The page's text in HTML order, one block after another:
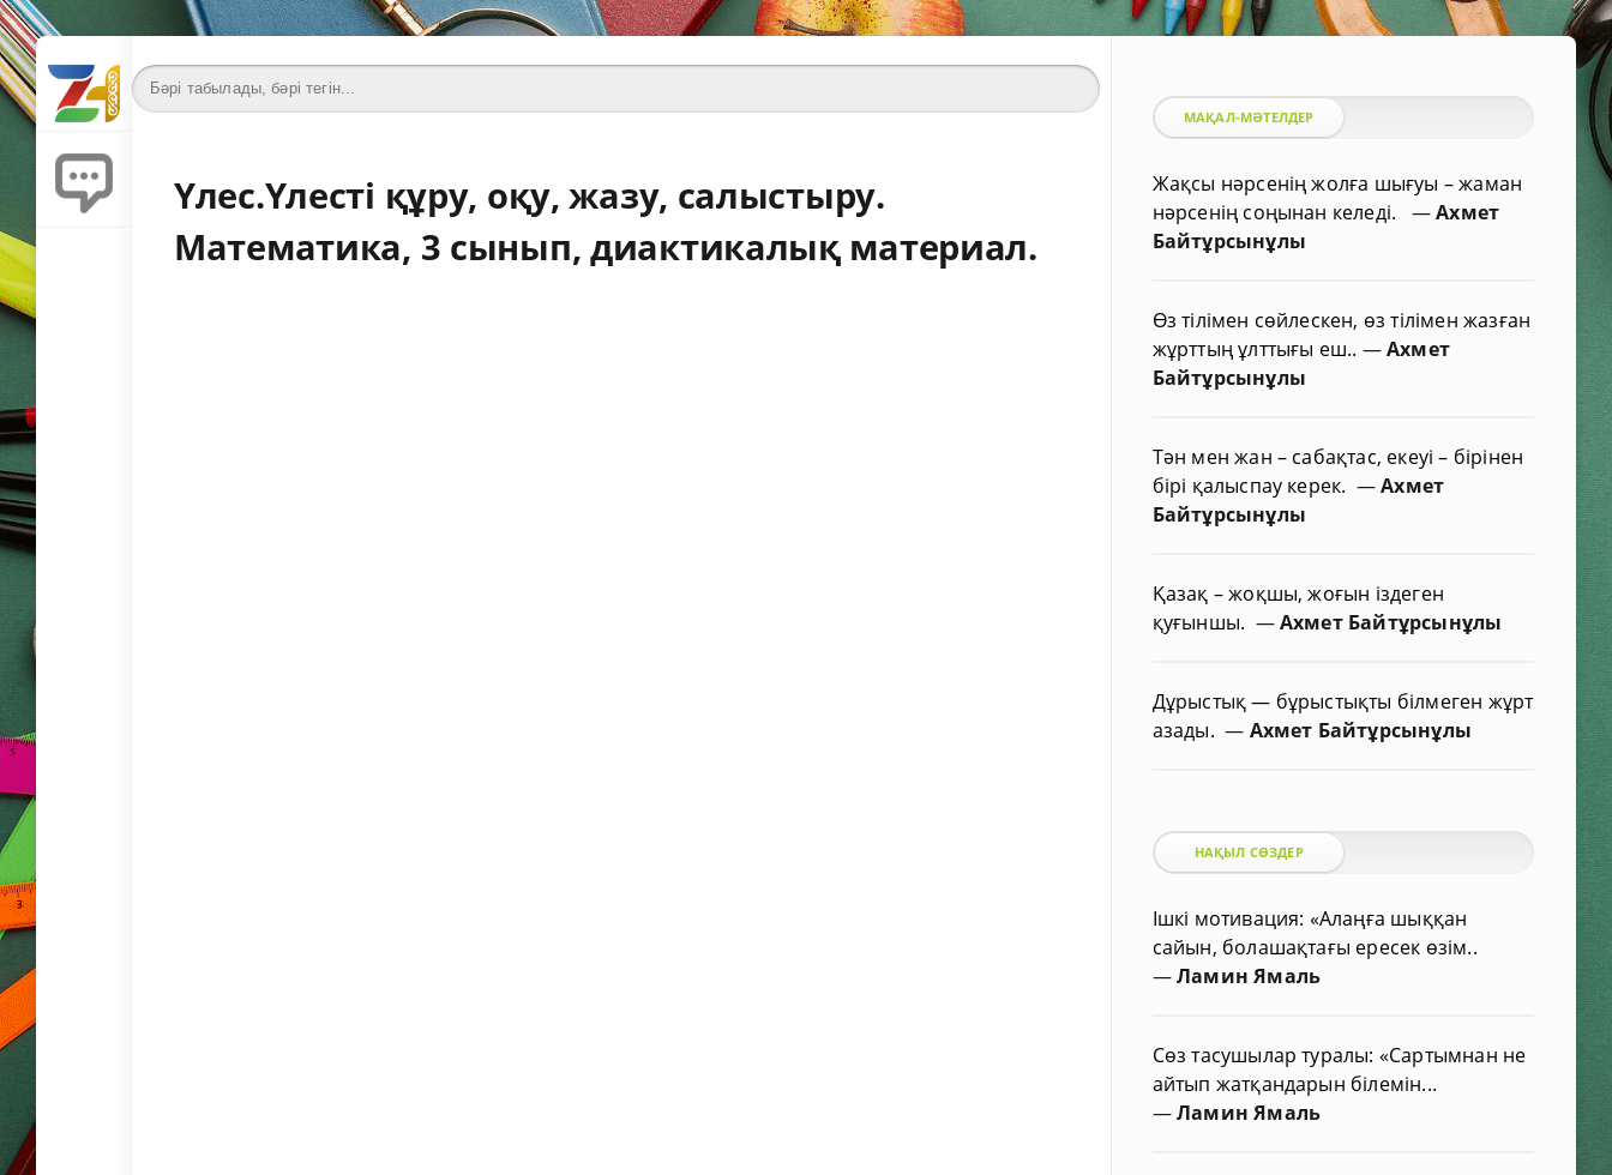
Үлес.Үлесті құру, оқу, жазу, салыстыру.
Математика, 3 сынып, диактикалық материал.
МАҚАЛ-МӘТЕЛДЕР
Жақсы нәрсенің жолға шығуы – жаман
нәрсенің соңынан келеді. —Ахмет
Байтұрсынұлы
Өз тілімен сөйлескен, өз тілімен жазған
жұрттың ұлттығы еш.. —Ахмет
Байтұрсынұлы
Тән мен жан – сабақтас, екеуі – бірінен
бірі қалыспау керек. —Ахмет
Байтұрсынұлы
Қазақ – жоқшы, жоғын іздеген
қуғыншы. —Ахмет Байтұрсынұлы
Дұрыстық — бұрыстықты білмеген жұрт
азады.— Ахмет Байтұрсынұлы
НАҚЫЛ СӨЗДЕР
Ішкі мотивация: «Алаңға шыққан
сайын, болашақтағы ересек өзім..
—Ламин Ямаль
Сөз тасушылар туралы: «Сартымнан не
айтып жатқандарын білемін...
—Ламин Ямаль